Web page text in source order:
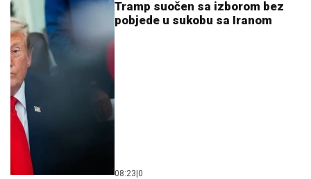
Tramp suočen sa izborom bez
pobjede u sukobu sa Iranom
08:23|0